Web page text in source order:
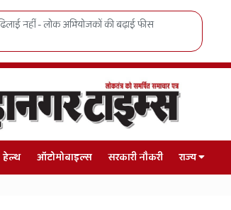
हाई-टेक इलाज, सुरक्षा-सफाईकर्मियों को 25% हाई-रिस्क अलाउंस
हेल्थ ऑटोमोबाइल्स सरकारी नौकरी राज्य